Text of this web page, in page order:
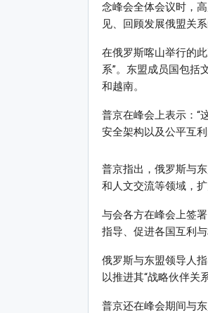
念峰会全体会议时，
见、回顾发展俄盟关
在俄罗斯喀山举行的
系”。东盟成员国包括
和越南。
普京在峰会上表示：“
安全架构以及公平互
普京指出，俄罗斯与
和人文交流等领域，
与会各方在峰会上签
指导、促进各国互利与
俄罗斯与东盟领导人
以推进其“战略伙伴关系
普京还在峰会期间与